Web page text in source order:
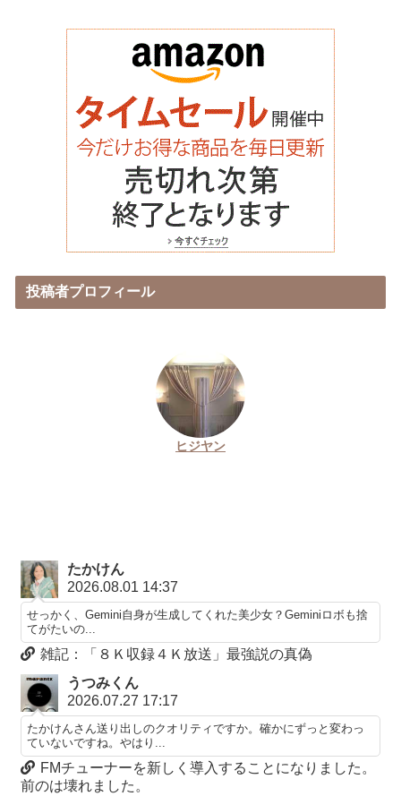
投稿者プロフィール
ヒジヤン
たかけん
2026.08.01 14:37
せっかく、Gemini自身が生成してくれた美少女？Geminiロボも捨
てがたいの...
雑記：「８Ｋ収録４Ｋ放送」最強説の真偽
うつみくん
2026.07.27 17:17
たかけんさん送り出しのクオリティですか。確かにずっと変わっ
ていないですね。やはり...
FMチューナーを新しく導入することになりました。
前のは壊れました。